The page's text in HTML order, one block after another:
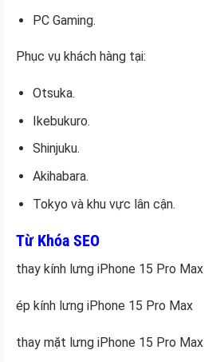
PC Gaming.
Phục vụ khách hàng tại:
Otsuka.
Ikebukuro.
Shinjuku.
Akihabara.
Tokyo và khu vực lân cận.
Từ Khóa SEO
thay kính lưng iPhone 15 Pro Max
ép kính lưng iPhone 15 Pro Max
thay mặt lưng iPhone 15 Pro Max